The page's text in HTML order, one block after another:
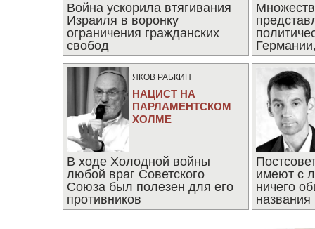
Война ускорила втягивания
Израиля в воронку
ограничения гражданских
свобод
ЯКОВ РАБКИН
НАЦИСТ НА
ПАРЛАМЕНТСКОМ
ХОЛМЕ
В ходе Холодной войны
любой враг Советского
Союза был полезен для его
противников
имеют с
ничего
названия